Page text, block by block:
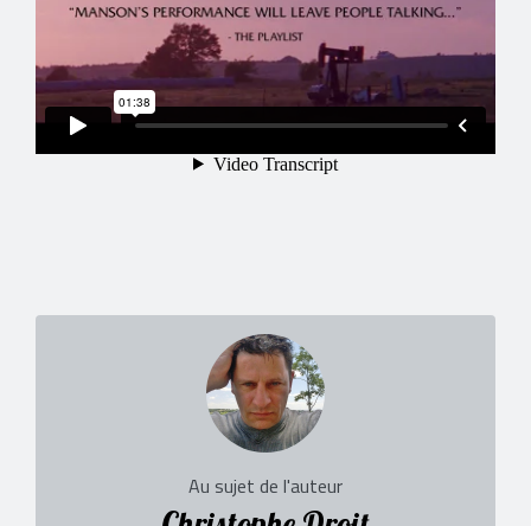
Au sujet de l'auteur